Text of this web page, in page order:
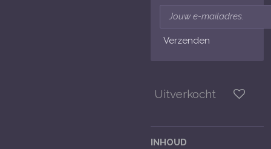
Verzenden
Uitverkocht
INHOUD